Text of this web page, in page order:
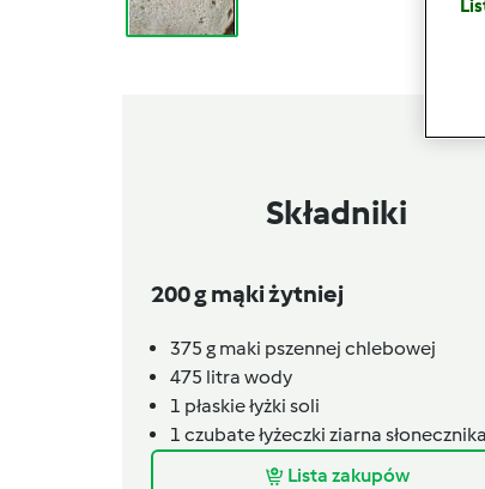
Składniki
200 g mąki żytniej
375 g maki pszennej chlebowej
475 litra wody
1 płaskie łyżki soli
1 czubate łyżeczki ziarna słonecznika
Lista zakupów